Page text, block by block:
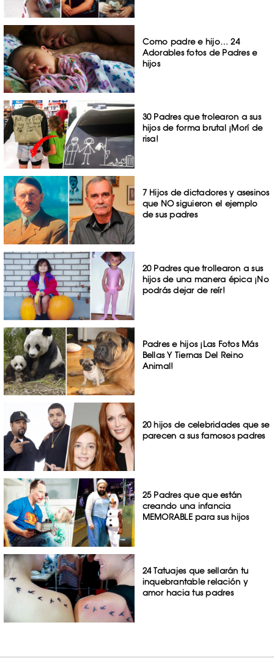
Como padre e hijo… 24
Adorables fotos de Padres e
hijos
30 Padres que trolearon a sus
hijos de forma brutal ¡Morí de
risa!
7 Hijos de dictadores y asesinos
que NO siguieron el ejemplo
de sus padres
20 Padres que trollearon a sus
hijos de una manera épica ¡No
podrás dejar de reír!
Padres e hijos ¡Las Fotos Más
Bellas Y Tiernas Del Reino
Animal!
20 hijos de celebridades que se
parecen a sus famosos padres
25 Padres que que están
creando una infancia
MEMORABLE para sus hijos
24 Tatuajes que sellarán tu
inquebrantable relación y
amor hacia tus padres